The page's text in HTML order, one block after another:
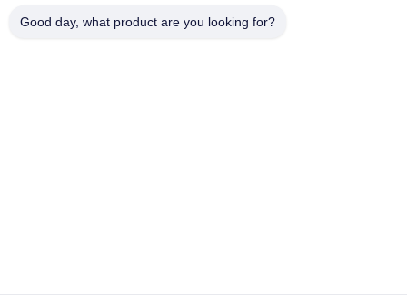
Good day, what product are you looking for?